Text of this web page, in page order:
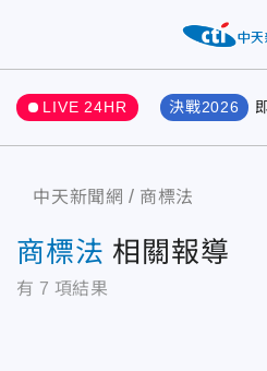
LIVE 24HR 決戰2026
中天新聞網 商標法
商標法 相關報導
有 7 項結果